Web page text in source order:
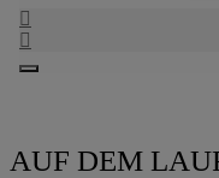
AUF DEM